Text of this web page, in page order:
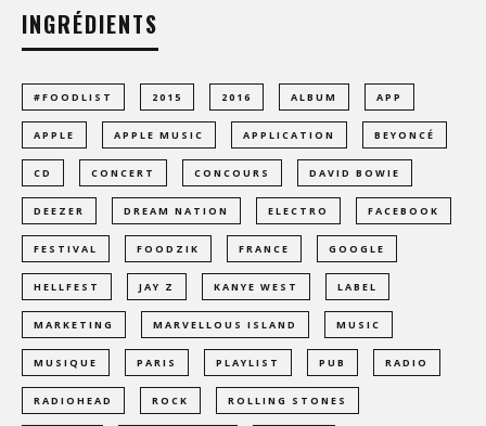
INGRÉDIENTS
#FOODLIST 2015 2016 ALBUM APP
APPLE APPLE MUSIC APPLICATION BEYONCÉ
CD CONCERT CONCOURS DAVID BOWIE
DEEZER DREAM NATION ELECTRO FACEBOOK
FESTIVAL FOODZIK FRANCE GOOGLE
HELLFEST JAY Z KANYE WEST LABEL
MARKETING MARVELLOUS ISLAND MUSIC
MUSIQUE PARIS PLAYLIST PUB RADIO
RADIOHEAD ROCK ROLLING STONES